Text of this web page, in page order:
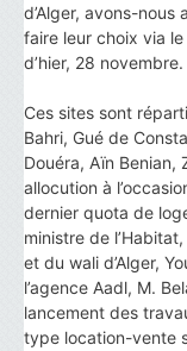
d’Alger, avons-
faire leur choix via
d’hier, 28 novembre.
Ces sites sont
Bahri, Gué de
Douéra, Aïn Benian,
allocution à
dernier quota de
ministre de
et du wali d’Alger,
l’agence Aadl, M.
lancement des
type location-vente